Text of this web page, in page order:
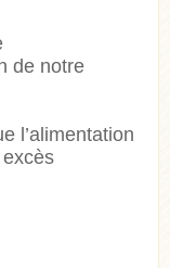
de notre
l’alimentation